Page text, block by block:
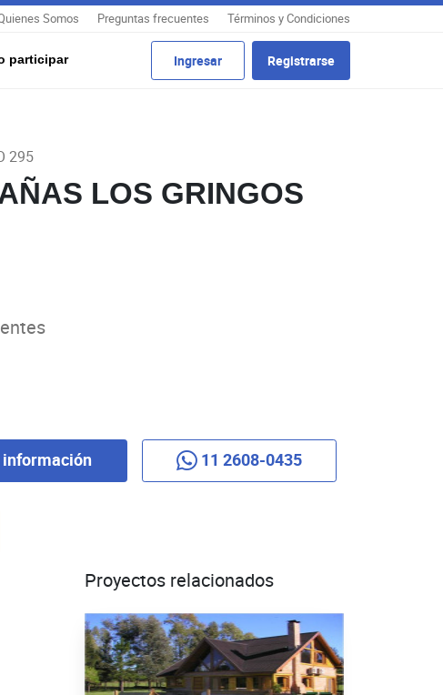
Somos Preguntas frecuentes Términos y Condiciones
participar Ingresar Registrarse
295
LOS GRINGOS
información 11 2608-0435
Proyectos relacionados